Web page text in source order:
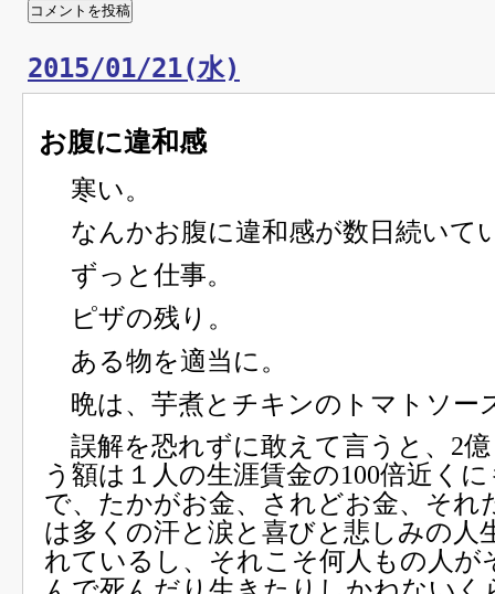
2015/01/21(水)
お腹に違和感
寒い。
なんかお腹に違和感が数日続いて
ずっと仕事。
ピザの残り。
ある物を適当に。
晩は、芋煮とチキンのトマトソー
誤解を恐れずに敢えて言うと、2
う額は１人の生涯賃金の100倍近く
で、たかがお金、されどお金、それ
は多くの汗と涙と喜びと悲しみの人
れているし、それこそ何人もの人が